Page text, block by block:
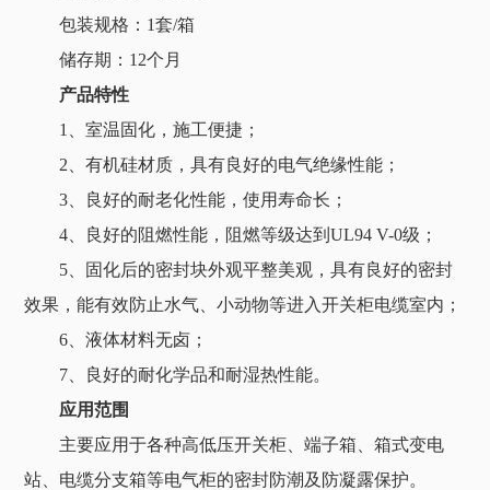
包装规格：1套/箱
储存期：12个月
产品特性
1、室温固化，施工便捷；
2、有机硅材质，具有良好的电气绝缘性能；
3、良好的耐老化性能，使用寿命长；
4、良好的阻燃性能，阻燃等级达到UL94 V-0级；
5、固化后的密封块外观平整美观，具有良好的密封
效果，能有效防止水气、小动物等进入开关柜电缆室内；
6、液体材料无卤；
7、良好的耐化学品和耐湿热性能。
应用范围
主要应用于各种高低压开关柜、端子箱、箱式变电
站、电缆分支箱等电气柜的密封防潮及防凝露保护。